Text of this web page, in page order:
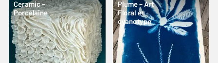
Ceramic –
Porcelaine
Plume – Art
Floral et
cyanotype